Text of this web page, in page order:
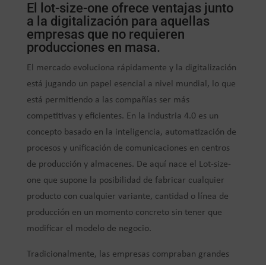
El lot-size-one ofrece ventajas junto
a la digitalización para aquellas
empresas que no requieren
producciones en masa.
El mercado evoluciona rápidamente y la digitalización
está jugando un papel esencial a nivel mundial, lo que
está permitiendo a las compañías ser más
competitivas y eficientes. En la industria 4.0 es un
concepto basado en la inteligencia, automatización de
procesos y unificación de comunicaciones en centros
de producción y almacenes. De aquí nace el Lot-size-
one que supone la posibilidad de fabricar cualquier
producto con cualquier variante, cantidad o línea de
producción en un momento concreto sin tener que
modificar el modelo de negocio.
Tradicionalmente, las empresas compraban grandes